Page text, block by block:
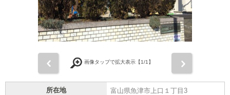
画像タップで拡大表示【1/1】
所在地 富山県魚津市上口１丁目3